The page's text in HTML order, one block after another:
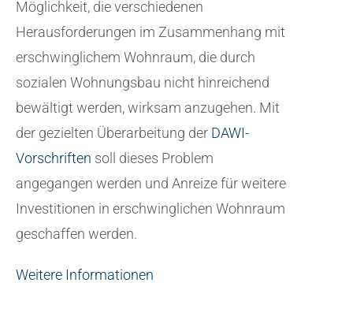
Möglichkeit, die verschiedenen
Herausforderungen im Zusammenhang mit
erschwinglichem Wohnraum, die durch
sozialen Wohnungsbau nicht hinreichend
bewältigt werden, wirksam anzugehen. Mit
der gezielten Überarbeitung der DAWI-
Vorschriften soll dieses Problem
angegangen werden und Anreize für weitere
Investitionen in erschwinglichen Wohnraum
geschaffen werden.
Weitere Informationen